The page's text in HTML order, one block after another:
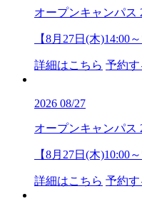
オープンキャンパス
【8月27日(木)14:00
詳細はこちら 予約す
2026 08/27
オープンキャンパス
【8月27日(木)10:00
詳細はこちら 予約す